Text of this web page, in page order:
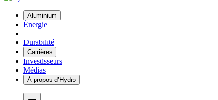
Aluminium
Énergie
Durabilité
Carrières
Investisseurs
Médias
À propos d’Hydro